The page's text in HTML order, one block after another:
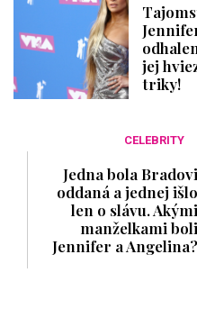
jej
triky!
CELEBRITY
Jedna bola Bradovi
oddaná a jednej išlo
len o slávu. Akými
manželkami boli
Jennifer a Angelina?